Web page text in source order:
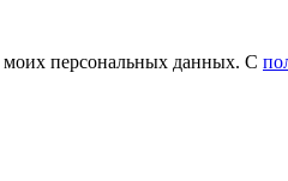
моих персональных данных. С